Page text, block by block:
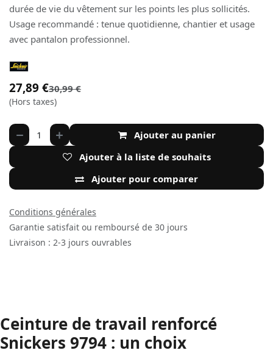
durée de vie du vêtement sur les points les plus sollicités.
Usage recommandé : tenue quotidienne, chantier et usage
avec pantalon professionnel.
27,89 €30,99€
(Hors taxes)
Ajouter au panier
Ajouter pour comparer
Ajouter à la liste de souhaits
Conditions générales
Garantie satisfait ou remboursé de 30 jours
Livraison : 2-3 jours ouvrables
Ceinture de travail renforcé
Snickers 9794 : un choix